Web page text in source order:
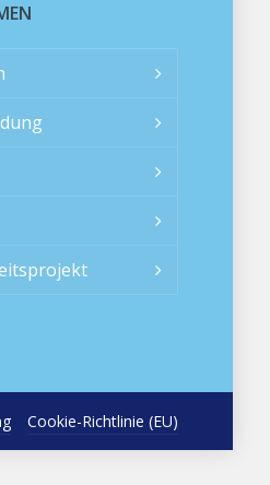
Cookie-Richtlinie (EU)